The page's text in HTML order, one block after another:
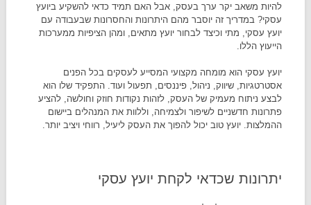
להיות משאב יקר ערך בעסק, אבל האם תמיד כדאי להשקיע ביועץ
עסקי? במדריך זה יוסבר מהם היתרונות והחסרונות שבעבודה עם
יועץ עסקי, מתי וכיצד לבחור יועץ מתאים, ומהן הציפיות ממערכות
הייעוץ הללו.
יועץ עסקי הוא מומחה מקצועי המסייע לעסקים בכל הפנים
אסטרטגיות, שיווק, ניהול, פיננסים, תפעול ועוד. התפקיד שלו הוא
לבצע ניתוח מעמיק של העסק, לזהות נקודות חוזק וחולשה, להציע
פתרונות חדשניים לשיפור ולצמיחה, וללוות את המנהלים ביישום
ההמלצות. יועץ טוב יכול להפוך את העסק ליעיל, רווחי ויציב יותר.​
יתרונות שכדאי לקחת יועץ עסקי